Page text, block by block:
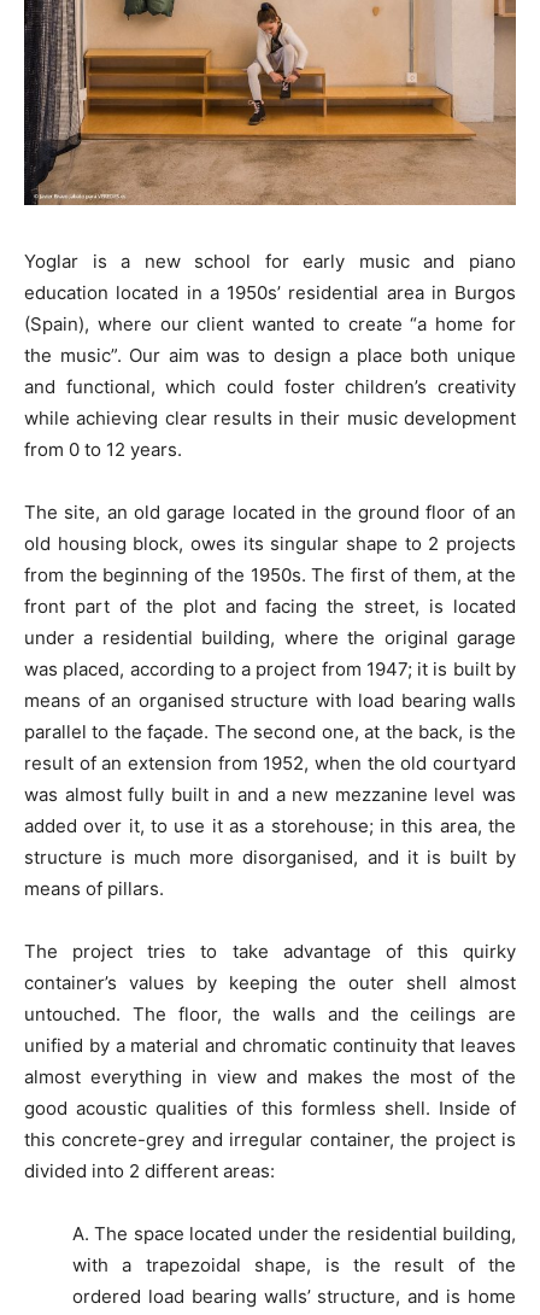
Yoglar is a new school for early music and piano
education located in a 1950s’ residential area in Burgos
(Spain), where our client wanted to create “a home for
the music”. Our aim was to design a place both unique
and functional, which could foster children’s creativity
while achieving clear results in their music development
from 0 to 12 years.
The site, an old garage located in the ground floor of an
old housing block, owes its singular shape to 2 projects
from the beginning of the 1950s. The first of them, at the
front part of the plot and facing the street, is located
under a residential building, where the original garage
was placed, according to a project from 1947; it is built by
means of an organised structure with load bearing walls
parallel to the façade. The second one, at the back, is the
result of an extension from 1952, when the old courtyard
was almost fully built in and a new mezzanine level was
added over it, to use it as a storehouse; in this area, the
structure is much more disorganised, and it is built by
means of pillars.
The project tries to take advantage of this quirky
container’s values by keeping the outer shell almost
untouched. The floor, the walls and the ceilings are
unified by a material and chromatic continuity that leaves
almost everything in view and makes the most of the
good acoustic qualities of this formless shell. Inside of
this concrete-grey and irregular container, the project is
divided into 2 different areas:
A. The space located under the residential building,
with a trapezoidal shape, is the result of the
ordered load bearing walls’ structure, and is home